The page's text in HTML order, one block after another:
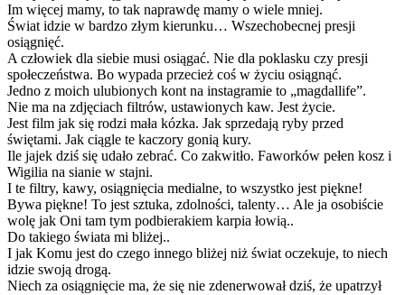
Im więcej mamy, to tak naprawdę mamy o wiele mniej.
Świat idzie w bardzo złym kierunku… Wszechobecnej presji
osiągnięć.
A człowiek dla siebie musi osiągać. Nie dla poklasku czy presji
społeczeństwa. Bo wypada przecież coś w życiu osiągnąć.
Jedno z moich ulubionych kont na instagramie to „magdallife”.
Nie ma na zdjęciach filtrów, ustawionych kaw. Jest życie.
Jest film jak się rodzi mała kózka. Jak sprzedają ryby przed
świętami. Jak ciągle te kaczory gonią kury.
Ile jajek dziś się udało zebrać. Co zakwitło. Faworków pełen kosz i
Wigilia na sianie w stajni.
I te filtry, kawy, osiągnięcia medialne, to wszystko jest piękne!
Bywa piękne! To jest sztuka, zdolności, talenty… Ale ja osobiście
wolę jak Oni tam tym podbierakiem karpia łowią..
Do takiego świata mi bliżej..
I jak Komu jest do czego innego bliżej niż świat oczekuje, to niech
idzie swoją drogą.
Niech za osiągnięcie ma, że się nie zdenerwował dziś, że upatrzył